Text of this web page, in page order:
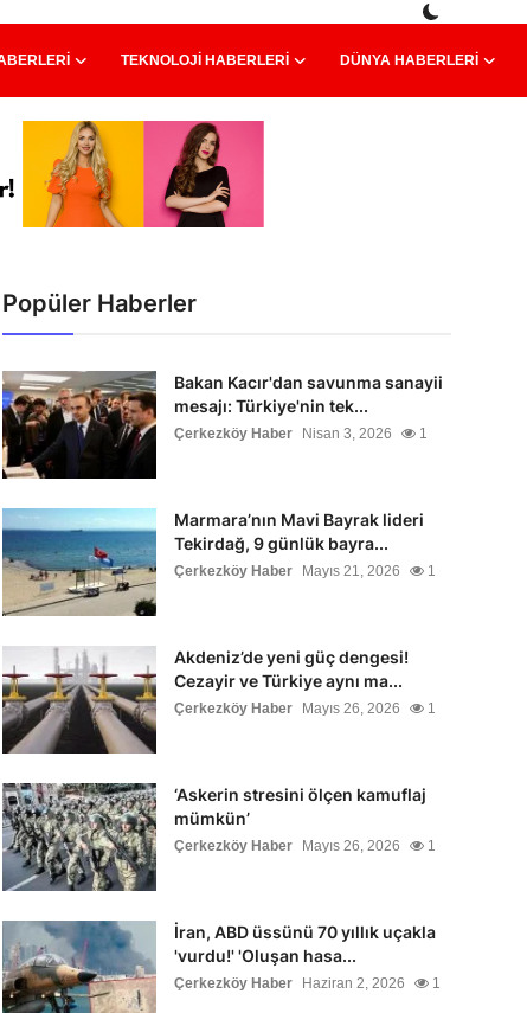
TEKNOLOJI HABERLERI DÜNYA HABERLERI
Popüler Haberler
Bakan Kacır'dan savunma sanayii
mesajı: Türkiye'nin tek...
Çerkezköy Haber Nisan 3, 2026 1
Marmara’nın Mavi Bayrak lideri
Tekirdağ, 9 günlük bayra...
Çerkezköy Haber Mayıs 21, 2026 1
Akdeniz’de yeni güç dengesi!
Cezayir ve Türkiye aynı ma...
Çerkezköy Haber Mayıs 26, 2026 1
‘Askerin stresini ölçen kamuflaj
mümkün’
Çerkezköy Haber Mayıs 26, 2026 1
İran, ABD üssünü 70 yıllık uçakla
'vurdu!' 'Oluşan hasa...
Çerkezköy Haber Haziran 2, 2026 1